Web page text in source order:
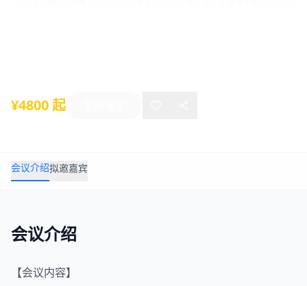
¥4800 起
会议介绍拟邀嘉宾
会议介绍
【会议内容】